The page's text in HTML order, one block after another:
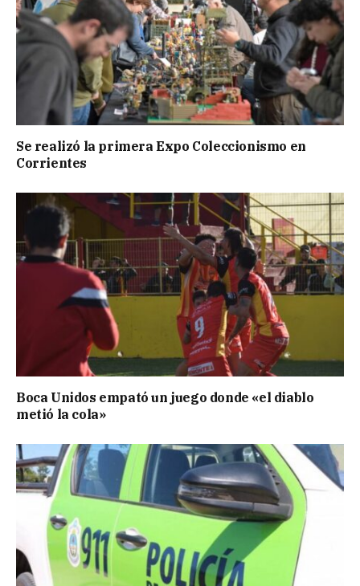
Se realizó la primera Expo Coleccionismo en
Corrientes
Boca Unidos empató un juego donde «el diablo
metió la cola»